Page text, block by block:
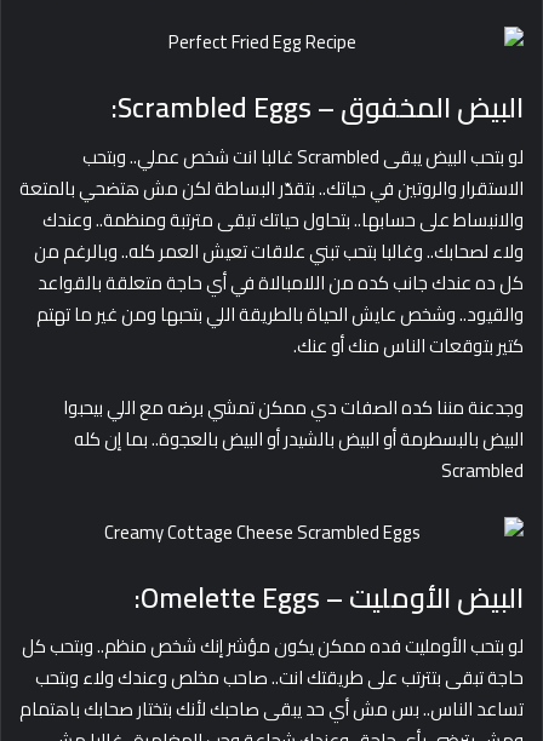
البيض المخفوق – Scrambled Eggs:
لو بتحب البيض يبقى Scrambled غالبا انت شخص عملي.. وبتحب
الاستقرار والروتين في حياتك.. بتقدّر البساطة لكن مش هتضحي بالمتعة
والانبساط على حسابها.. بتحاول حياتك تبقى مترتبة ومنظمة.. وعندك
ولاء لصحابك.. وغالبا بتحب تبني علاقات تعيش العمر كله.. وبالرغم من
كل ده عندك جانب كده من اللامبالاة في أي حاجة متعلقة بالقواعد
والقيود.. وشخص عايش الحياة بالطريقة اللي بتحبها ومن غير ما تهتم
كتير بتوقعات الناس منك أو عنك.
وجدعنة مننا كده الصفات دي ممكن تمشي برضه مع اللي بيحبوا
البيض بالبسطرمة أو البيض بالشيدر أو البيض بالعجوة.. بما إن كله
Scrambled
البيض الأومليت – Omelette Eggs:
لو بتحب الأومليت فده ممكن يكون مؤشر إنك شخص منظم.. وبتحب كل
حاجة تبقى بتترتب على طريقتك انت.. صاحب مخلص وعندك ولاء وبتحب
تساعد الناس.. بس مش أي حد يبقى صاحبك لأنك بتختار صحابك باهتمام